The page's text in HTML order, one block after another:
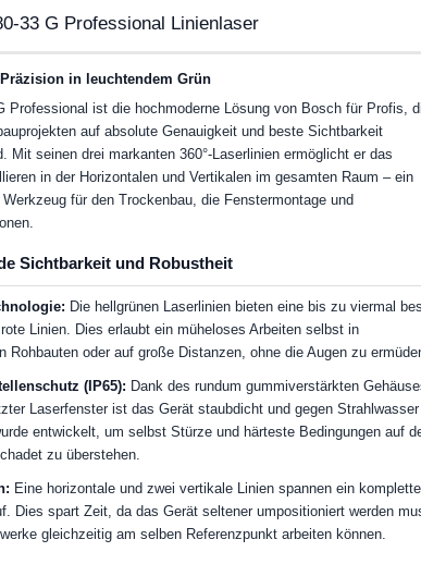
33 G Professional Linienlaser
Präzision in leuchtendem Grün
Professional ist die hochmoderne Lösung von Bosch für Profis,
auf absolute Genauigkeit und beste Sichtbarkeit
Mit seinen drei markanten 360°-Laserlinien ermöglicht er das
in der Horizontalen und Vertikalen im gesamten Raum – ein
für den Trockenbau, die Fenstermontage und
Sichtbarkeit und Robustheit
Die hellgrünen Laserlinien bieten eine bis zu viermal
Linien. Dies erlaubt ein müheloses Arbeiten selbst in
Rohbauten oder auf große Distanzen, ohne die Augen zu
(IP65): Dank des rundum gummiverstärkten
Laserfenster ist das Gerät staubdicht und gegen Strahlwasser
entwickelt, um selbst Stürze und härteste Bedingungen auf
zu überstehen.
Eine horizontale und zwei vertikale Linien spannen ein
Dies spart Zeit, da das Gerät seltener umpositioniert werden
gleichzeitig am selben Referenzpunkt arbeiten können.